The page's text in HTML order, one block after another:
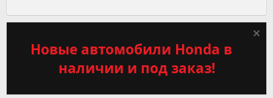
Новые автомобили Honda в
наличии и под заказ!